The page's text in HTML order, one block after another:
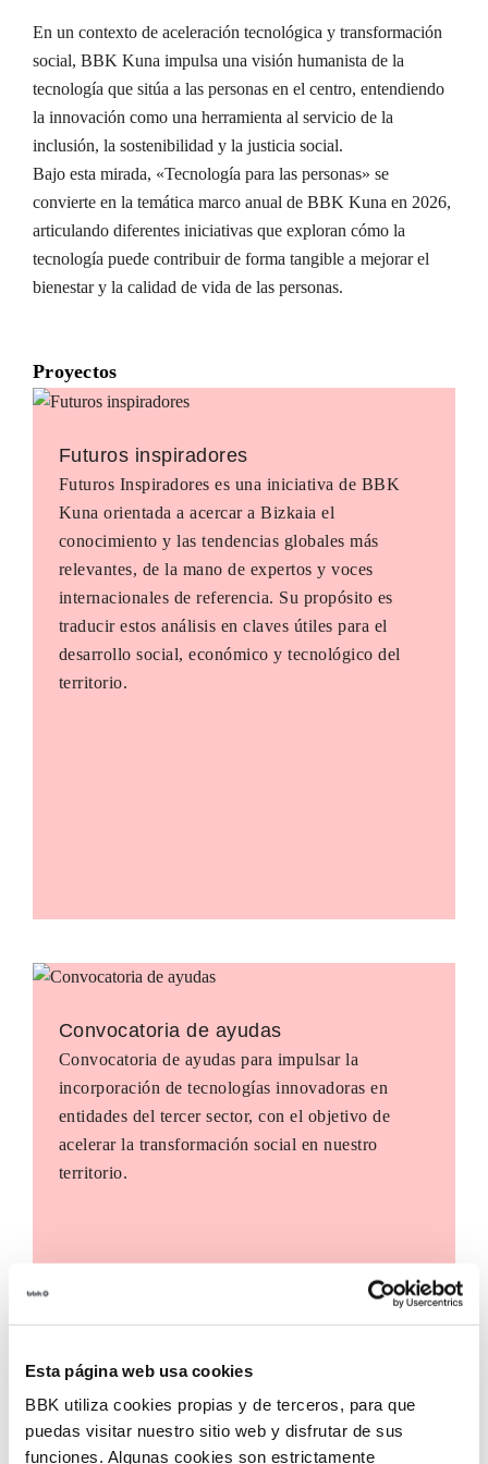
Esta página web usa cookies
BBK utiliza cookies propias y de terceros, para que
puedas visitar nuestro sitio web y disfrutar de sus
funciones. Algunas cookies son estrictamente
En un contexto de aceleración tecnológica y transformación
social, BBK Kuna impulsa una visión humanista de la
tecnología que sitúa a las personas en el centro, entendiendo
la innovación como una herramienta al servicio de la
inclusión, la sostenibilidad y la justicia social.
Bajo esta mirada, «Tecnología para las personas» se
convierte en la temática marco anual de BBK Kuna en 2026,
articulando diferentes iniciativas que exploran cómo la
tecnología puede contribuir de forma tangible a mejorar el
bienestar y la calidad de vida de las personas.
Proyectos
Futuros inspiradores
Futuros Inspiradores es una iniciativa de BBK
Kuna orientada a acercar a Bizkaia el
conocimiento y las tendencias globales más
relevantes, de la mano de expertos y voces
internacionales de referencia. Su propósito es
traducir estos análisis en claves útiles para el
desarrollo social, económico y tecnológico del
territorio.
Convocatoria de ayudas
Convocatoria de ayudas para impulsar la
incorporación de tecnologías innovadoras en
entidades del tercer sector, con el objetivo de
acelerar la transformación social en nuestro
territorio.